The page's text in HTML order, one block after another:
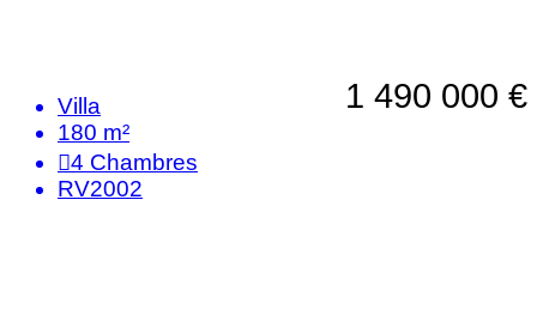
1 490 000 €
Villa
180 m²
4 Chambres
RV2002